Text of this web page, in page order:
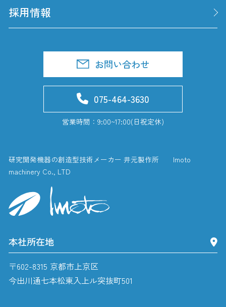
採用情報
お問い合わせ
075-464-3630
営業時間：9:00~17:00(日祝定休)
研究開発機器の創造型技術メーカー 井元製作所 Imoto
machinery Co., LTD
本社所在地
〒602-8315 京都市上京区
今出川通七本松東入上ル突抜町501